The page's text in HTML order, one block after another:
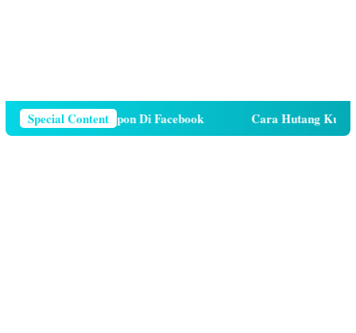
Special Content
Nomor Telepon Di Facebook Cara Hutang Kuota di